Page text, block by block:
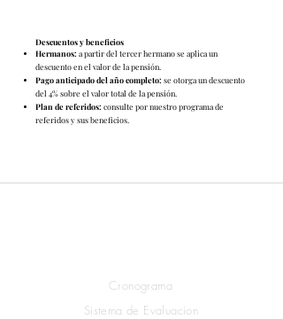
Descuentos y beneficios
Hermanos: a partir del tercer hermano se aplica un
descuento en el valor de la pensión.
Pago anticipado del año completo: se otorga un descuento
del 4% sobre el valor total de la pensión.
Plan de referidos: consulte por nuestro programa de
referidos y sus beneficios.
Cronograma
Sistema de Evaluacion